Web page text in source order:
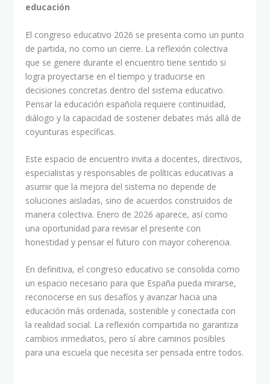
educación
El congreso educativo 2026 se presenta como un punto
de partida, no como un cierre. La reflexión colectiva
que se genere durante el encuentro tiene sentido si
logra proyectarse en el tiempo y traducirse en
decisiones concretas dentro del sistema educativo.
Pensar la educación española requiere continuidad,
diálogo y la capacidad de sostener debates más allá de
coyunturas específicas.
Este espacio de encuentro invita a docentes, directivos,
especialistas y responsables de políticas educativas a
asumir que la mejora del sistema no depende de
soluciones aisladas, sino de acuerdos construidos de
manera colectiva. Enero de 2026 aparece, así como
una oportunidad para revisar el presente con
honestidad y pensar el futuro con mayor coherencia.
En definitiva, el congreso educativo se consolida como
un espacio necesario para que España pueda mirarse,
reconocerse en sus desafíos y avanzar hacia una
educación más ordenada, sostenible y conectada con
la realidad social. La reflexión compartida no garantiza
cambios inmediatos, pero sí abre caminos posibles
para una escuela que necesita ser pensada entre todos.